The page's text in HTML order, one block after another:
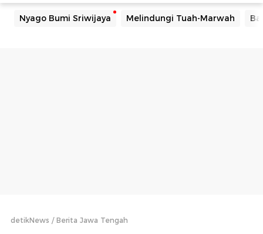
Nyago Bumi Sriwijaya Melindungi Tuah-Marwah
detikNews Berita Jawa Tengah